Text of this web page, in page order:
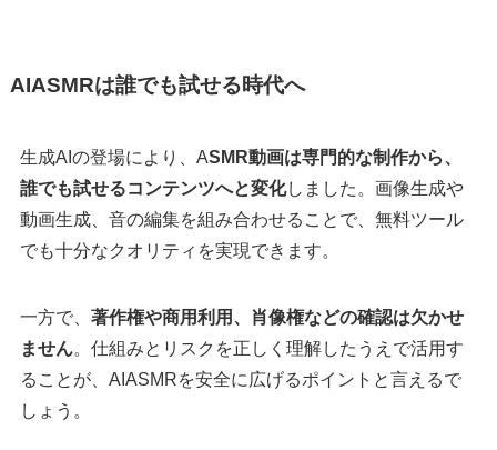
AIASMRは誰でも試せる時代へ
生成AIの登場により、ASMR動画は専門的な制作から、
誰でも試せるコンテンツへと変化しました。画像生成や
動画生成、音の編集を組み合わせることで、無料ツール
でも十分なクオリティを実現できます。
一方で、 著作権や商用利用、肖像権などの確認は欠かせ
ません。仕組みとリスクを正しく理解したうえで活用す
ることが、AIASMRを安全に広げるポイントと言えるで
しょう。